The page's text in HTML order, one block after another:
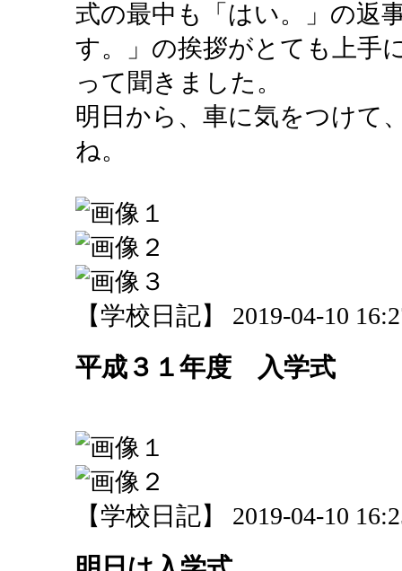
式の最中も「はい。」の返
す。」の挨拶がとても上手
って聞きました。
明日から、車に気をつけて
ね。
【学校日記】 2019-04-10
平成３１年度 入学式
【学校日記】 2019-04-10